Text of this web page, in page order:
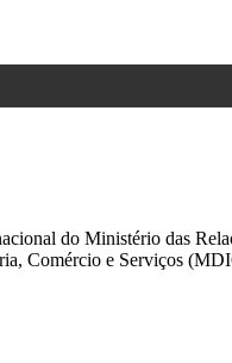
do Ministério das
Comércio e Serviços